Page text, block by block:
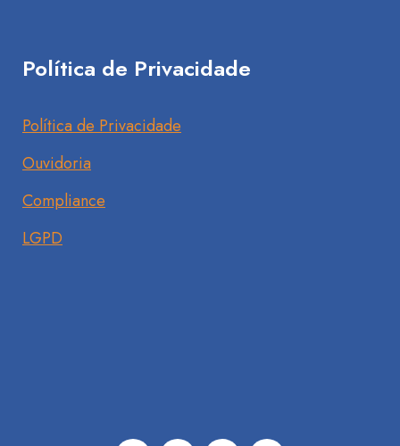
Política de Privacidade
Política de Privacidade
Ouvidoria
Compliance
LGPD